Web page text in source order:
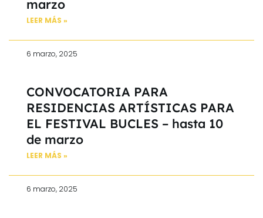
marzo
LEER MÁS »
6 marzo, 2025
CONVOCATORIA PARA
RESIDENCIAS ARTÍSTICAS PARA
EL FESTIVAL BUCLES – hasta 10
de marzo
LEER MÁS »
6 marzo, 2025